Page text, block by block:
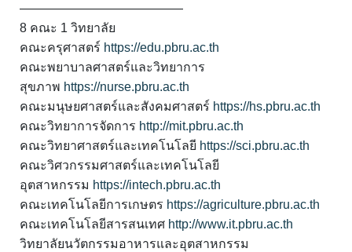
—————————————
8 คณะ 1 วิทยาลัย
คณะครุศาสตร์ https://edu.pbru.ac.th
คณะพยาบาลศาสตร์และวิทยาการ
สุขภาพ https://nurse.pbru.ac.th
คณะมนุษยศาสตร์และสังคมศาสตร์ https://hs.pbru.ac.th
คณะวิทยาการจัดการ http://mit.pbru.ac.th
คณะวิทยาศาสตร์และเทคโนโลยี https://sci.pbru.ac.th
คณะวิศวกรรมศาสตร์และเทคโนโลยี
อุตสาหกรรม https://intech.pbru.ac.th
คณะเทคโนโลยีการเกษตร https://agriculture.pbru.ac.th
คณะเทคโนโลยีสารสนเทศ http://www.it.pbru.ac.th
วิทยาลัยนวัตกรรมอาหารและอุตสาหกรรม